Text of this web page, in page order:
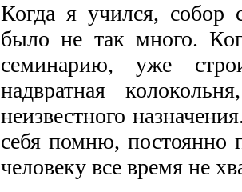
Когда я учился, собор
было не так много.
семинарию, уже
надвратная
неизвестного
себя помню, постоянно
человеку все время не